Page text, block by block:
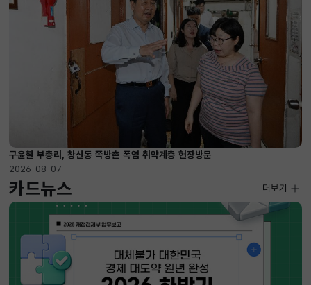
구윤철 부총리, 창신동 쪽방촌 폭염 취약계층 현장방문
2026-08-07
카드뉴스 더보기